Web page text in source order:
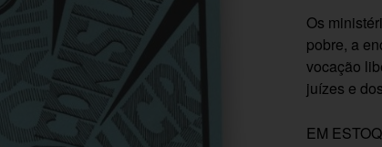
Os
pobre, a
vocação
juízes e
EM